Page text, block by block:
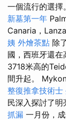
一個流行的選擇
新墓第一年
Canaria，
姨 外燴茶點 除
國，西班牙還在
3718米高的
間升起。
整復推拿技術士
民深入探討了明
抓漏 一月份，